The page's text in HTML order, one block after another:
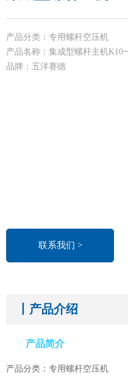
产品分类：专用螺杆空压机
产品名称：集成型螺杆主机K10
品牌：五洋赛德
联系我们 >
丨产品介绍
产品分类：专用螺杆空压机
产品简介